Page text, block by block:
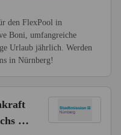
den FlexPool in
Boni, umfangreiche
Urlaub jährlich. Werden
in Nürnberg!
in